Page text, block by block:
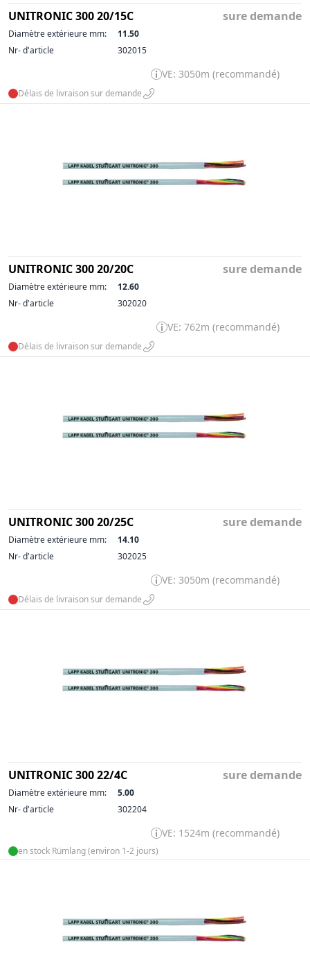
UNITRONIC 300 20/15C sure demande
Diamètre extérieure mm:
11.50
Nr- d'article
302015
VE: 3050m (recommandé)
Délais de livraison sur demande
UNITRONIC 300 20/20C sure demande
Diamètre extérieure mm:
12.60
Nr- d'article
302020
VE: 762m (recommandé)
Délais de livraison sur demande
UNITRONIC 300 20/25C sure demande
Diamètre extérieure mm:
14.10
Nr- d'article
302025
VE: 3050m (recommandé)
Délais de livraison sur demande
UNITRONIC 300 22/4C sure demande
Diamètre extérieure mm:
5.00
Nr- d'article
302204
VE: 1524m (recommandé)
en stock Rümlang (environ 1-2 jours)